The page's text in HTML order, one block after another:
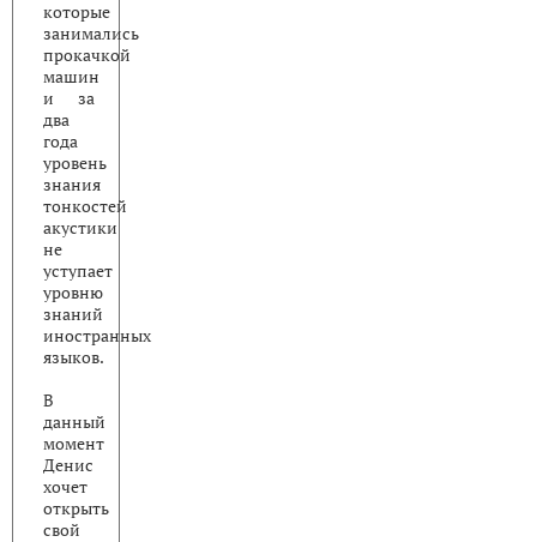
которые
занимались
прокачкой
машин
и за
два
года
уровень
знания
тонкостей
акустики
не
уступает
уровню
знаний
иностранных
языков.
В
данный
момент
Денис
хочет
открыть
свой